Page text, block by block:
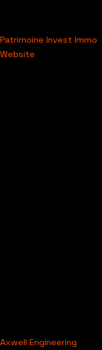
Patrimoine Invest Immo
Website
Axwell Engineering